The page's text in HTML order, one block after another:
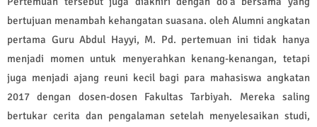
bertujuan menambah kehangatan suasana. oleh Alumni angkatan
pertama Guru Abdul Hayyi, M. Pd. pertemuan ini tidak hanya
menjadi momen untuk menyerahkan kenang-kenangan, tetapi
juga menjadi ajang reuni kecil bagi para mahasiswa angkatan
2017 dengan dosen-dosen Fakultas Tarbiyah. Mereka saling
bertukar cerita dan pengalaman setelah menyelesaikan studi,